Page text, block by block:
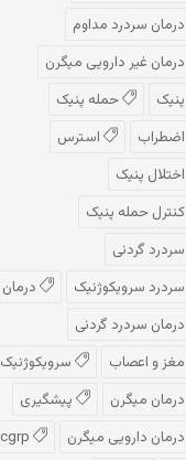
درمان سردرد مداوم
درمان غیر دارویی میگرن
پنیک
حمله پنیک
اضطراب
استرس
اختلال پنیک
کنترل حمله پنیک
سردرد گردنی
سردرد سرویکوژنیک
درمان
درمان سردرد گردنی
مغز و اعصاب
سرویکوژنیک
درمان میگرن
پیشگیری
درمان دارویی میگرن